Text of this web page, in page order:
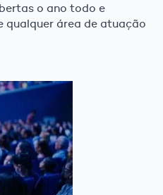
o ano todo e
qualquer área de atuação